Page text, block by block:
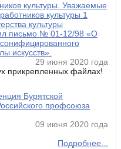
культуры. Уважаемые
культуры 1
культуры
письмо № 01-12/98 «О
искусств».
29 июня 2020 года
прикрепленных файлах!
Бурятской
профсоюза
09 июня 2020 года
Подробнее...